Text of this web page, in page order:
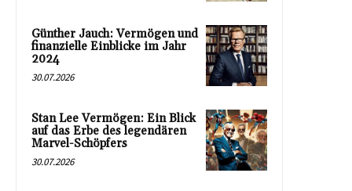
Günther Jauch: Vermögen und
finanzielle Einblicke im Jahr
2024
30.07.2026
Stan Lee Vermögen: Ein Blick
auf das Erbe des legendären
Marvel-Schöpfers
30.07.2026